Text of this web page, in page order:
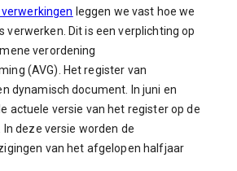
leggen we vast hoe we
verwerken. Dit is een verplichting op
verordening
(AVG). Het register van
dynamisch document. In juni en
actuele versie van het register op de
deze versie worden de
van het afgelopen halfjaar